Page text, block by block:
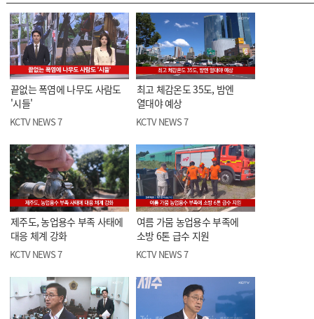
끝없는 폭염에 나무도 사람도
'시들'
KCTV NEWS 7
최고 체감온도 35도, 밤엔
열대야 예상
KCTV NEWS 7
제주도, 농업용수 부족 사태에
대응 체계 강화
KCTV NEWS 7
여름 가뭄 농업용수 부족에
소방 6톤 급수 지원
KCTV NEWS 7